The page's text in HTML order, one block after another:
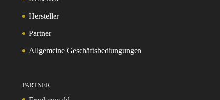
Hersteller
Partner
Allgemeine Geschäftsbediungungen
PARTNER